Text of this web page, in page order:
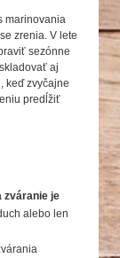
marinovania
zrenia. V lete
sezónne
aj
keď zvyčajne
predĺžiť
zváranie je
alebo len